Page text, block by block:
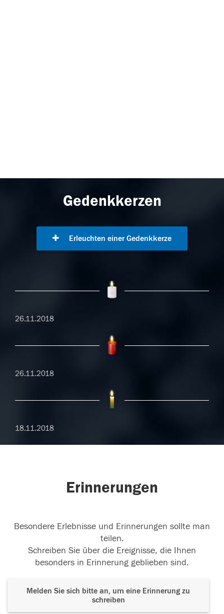
Gedenkkerzen
Erleuchten einer Gedenkkerze
26.11.2018
26.11.2018
18.11.2018
Erinnerungen
Besondere Erlebnisse und Erinnerungen sollte man
teilen.
Schreiben Sie über die Ereignisse, die Ihnen
besonders in Erinnerung geblieben sind.
Melden Sie sich bitte an, um eine Erinnerung zu
schreiben